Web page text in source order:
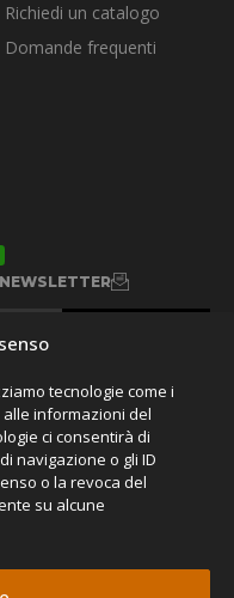
tecnologie come i
informazioni del
ci consentirà di
navigazione o gli ID
o la revoca del
su alcune
Richiedi un catalogo
Domande frequenti